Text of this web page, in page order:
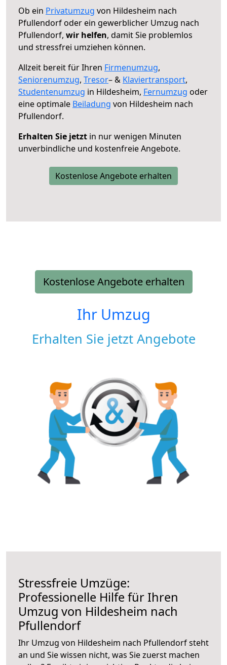
Ob ein Privatumzug von Hildesheim nach
Pfullendorf oder ein gewerblicher Umzug nach
Pfullendorf, wir helfen, damit Sie problemlos
und stressfrei umziehen können.
Allzeit bereit für Ihren Firmenumzug,
Seniorenumzug, Tresor– & Klaviertransport,
Studentenumzug in Hildesheim, Fernumzug oder
eine optimale Beiladung von Hildesheim nach
Pfullendorf.
Erhalten Sie jetzt in nur wenigen Minuten
unverbindliche und kostenfreie Angebote.
Kostenlose Angebote erhalten
Kostenlose Angebote erhalten
Ihr Umzug
Erhalten Sie jetzt Angebote
Stressfreie Umzüge:
Professionelle Hilfe für Ihren
Umzug von Hildesheim nach
Pfullendorf
Ihr Umzug von Hildesheim nach Pfullendorf steht
an und Sie wissen nicht, was Sie zuerst machen